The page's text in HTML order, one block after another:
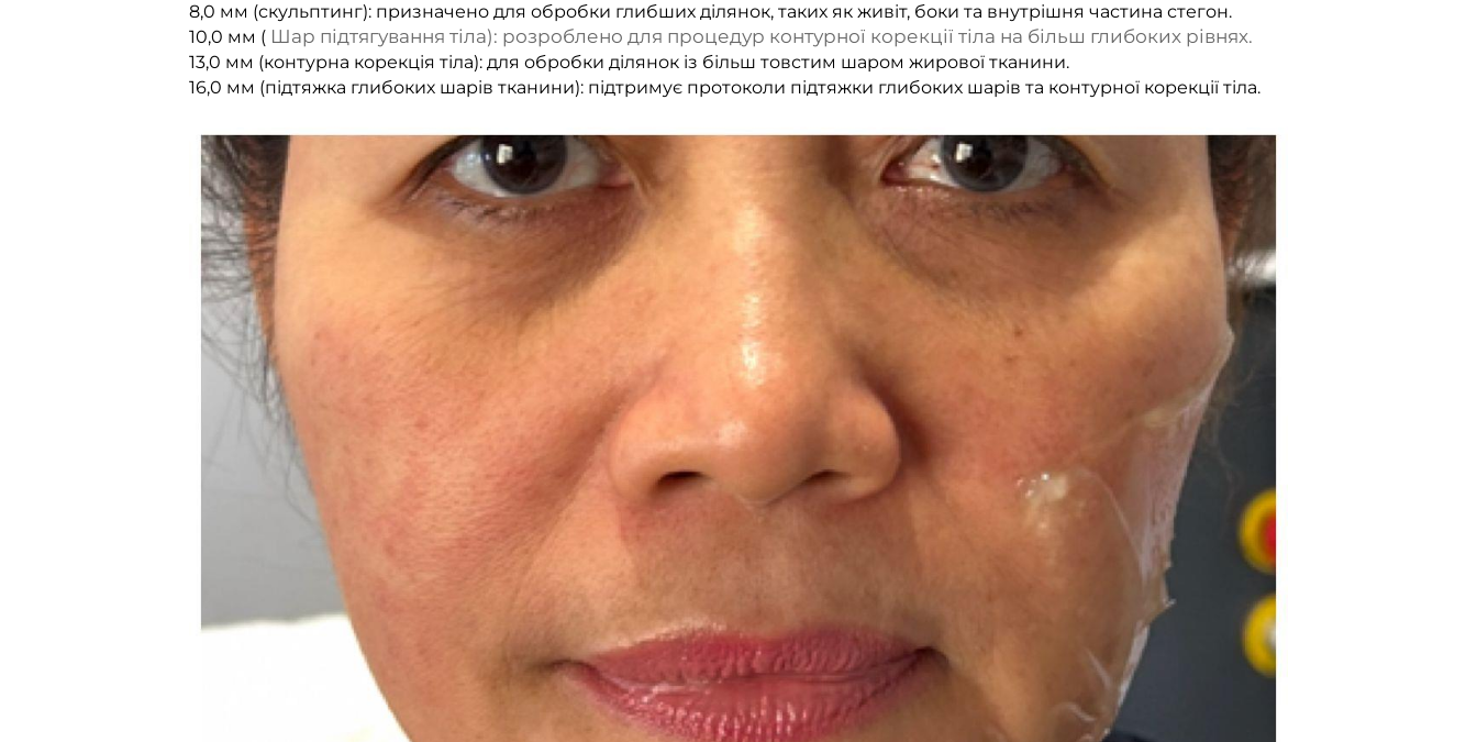
8,0 мм (скульптинг): призначено для обробки глибших ділянок, таких як живіт, боки та внутрішня частина стегон.
10,0 мм ( Шар підтягування тіла): розроблено для процедур контурної корекції тіла на більш глибоких рівнях.
13,0 мм (контурна корекція тіла): для обробки ділянок із більш товстим шаром жирової тканини.
16,0 мм (підтяжка глибоких шарів тканини): підтримує протоколи підтяжки глибоких шарів та контурної корекції тіла.